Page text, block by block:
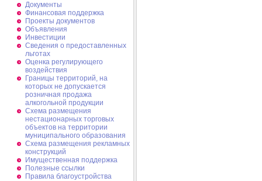
Документы
Финансовая поддержка
Проекты документов
Объявления
Инвестиции
Сведения о предоставленных
льготах
Оценка регулирующего
воздействия
Границы территорий, на
которых не допускается
розничная продажа
алкогольной продукции
Схема размещения
нестационарных торговых
объектов на территории
муниципального образования
Схема размещения рекламных
конструкций
Имущественная поддержка
Полезные ссылки
Правила благоустройства